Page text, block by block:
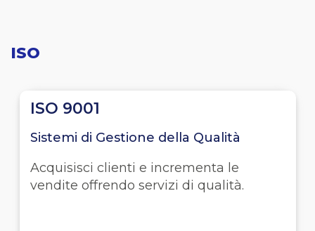
ISO
ISO 9001
Sistemi di Gestione della Qualità
Acquisisci clienti e incrementa le
vendite offrendo servizi di qualità.